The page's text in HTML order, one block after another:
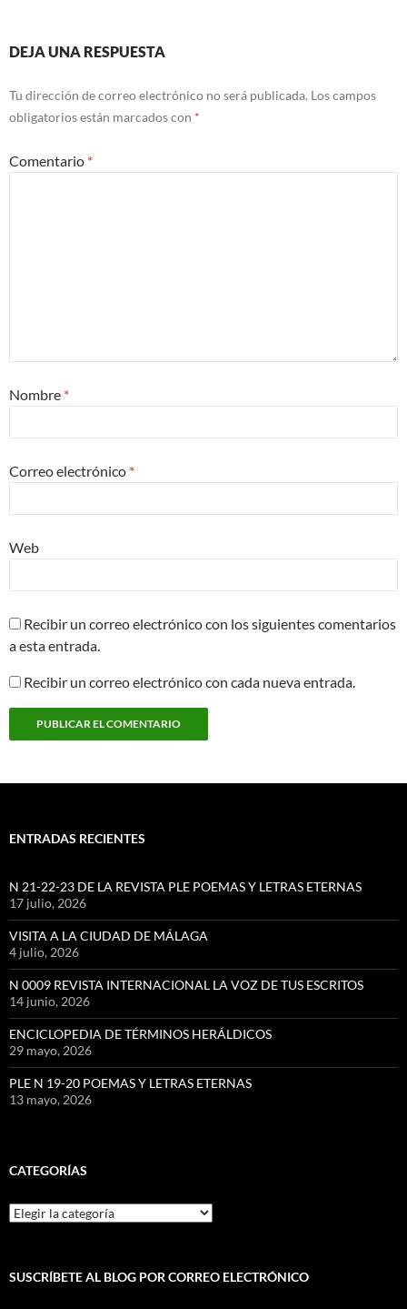
DEJA UNA RESPUESTA
Tu dirección de correo electrónico no será publicada. Los campos
obligatorios están marcados con *
Comentario *
Nombre *
Correo electrónico *
Web
Recibir un correo electrónico con los siguientes comentarios
a esta entrada.
Recibir un correo electrónico con cada nueva entrada.
ENTRADAS RECIENTES
N 21-22-23 DE LA REVISTA PLE POEMAS Y LETRAS ETERNAS
17 julio, 2026
VISITA A LA CIUDAD DE MÁLAGA
4 julio, 2026
N 0009 REVISTA INTERNACIONAL LA VOZ DE TUS ESCRITOS
14 junio, 2026
ENCICLOPEDIA DE TÉRMINOS HERÁLDICOS
29 mayo, 2026
PLE N 19-20 POEMAS Y LETRAS ETERNAS
13 mayo, 2026
CATEGORÍAS
Categorías
SUSCRÍBETE AL BLOG POR CORREO ELECTRÓNICO